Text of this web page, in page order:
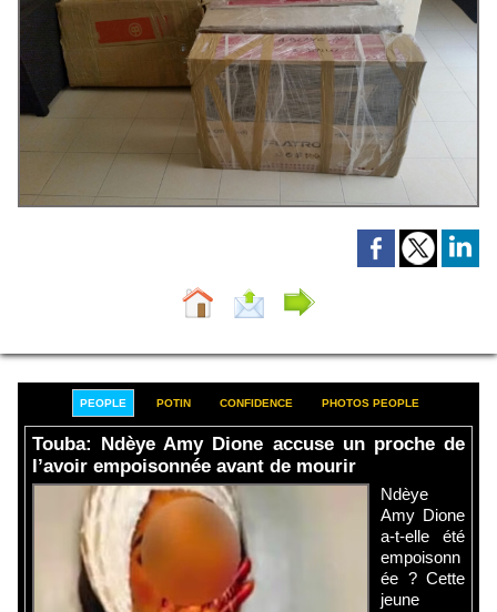
PEOPLE POTIN CONFIDENCE PHOTOS PEOPLE
Touba: Ndèye Amy Dione accuse un proche de
l’avoir empoisonnée avant de mourir
Ndèye
Amy Dione
a-t-elle été
empoisonn
ée ? Cette
jeune